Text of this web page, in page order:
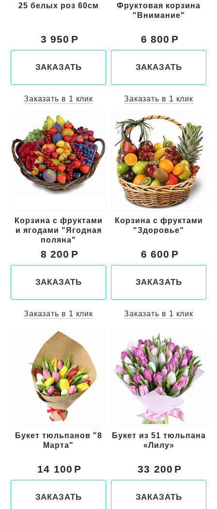
25 белых роз 60см
3 950
ЗАКАЗАТЬ
Заказать в 1 клик
Фруктовая корзина
"Внимание"
6 800
ЗАКАЗАТЬ
Заказать в 1 клик
Корзина с фруктами
и ягодами "Ягодная
поляна"
8 200
ЗАКАЗАТЬ
Заказать в 1 клик
Корзина с фруктами
"Здоровье"
6 600
ЗАКАЗАТЬ
Заказать в 1 клик
Букет тюльпанов "8
Марта"
14 100
ЗАКАЗАТЬ
Букет из 51 тюльпана
«Лилу»
33 200
ЗАКАЗАТЬ